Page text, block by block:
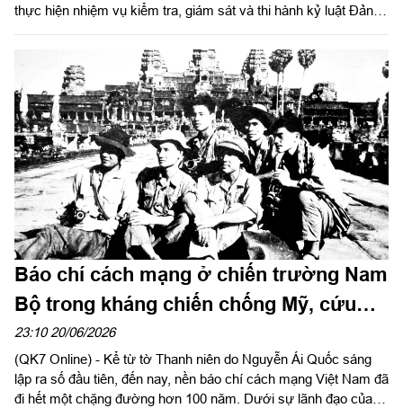
thực hiện nhiệm vụ kiểm tra, giám sát và thi hành kỷ luật Đảng
(2/7/1976 - 2/7/2026), UBKT Đảng ủy Quân khu không ngừng
được củng cố, kiện toàn và phát triển. Nhằm ghi nhận và biểu
dương những thành tích đạt được trong thời gian qua, Chính ủy
Quân khu 7 gửi thư khen cán bộ, chiến sĩ Ngành Kiểm tra Đảng
Quân khu 7. Báo Quân khu đăng toàn văn Thư khen của đồng
chí Chính ủy Quân khu.
Báo chí cách mạng ở chiến trường Nam
Bộ trong kháng chiến chống Mỹ, cứu
nước
23:10 20/06/2026
(QK7 Online) - Kể từ tờ Thanh niên do Nguyễn Ái Quốc sáng
lập ra số đầu tiên, đến nay, nền báo chí cách mạng Việt Nam đã
đi hết một chặng đường hơn 100 năm. Dưới sự lãnh đạo của